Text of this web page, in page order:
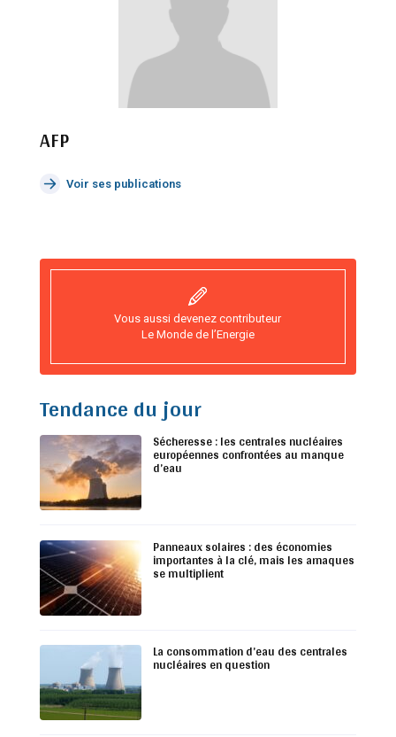
AFP
Voir ses publications
Vous aussi devenez contributeur
Le Monde de l’Energie
Tendance du jour
Sécheresse : les centrales nucléaires
européennes confrontées au manque
d’eau
Panneaux solaires : des économies
importantes à la clé, mais les arnaques
se multiplient
La consommation d’eau des centrales
nucléaires en question